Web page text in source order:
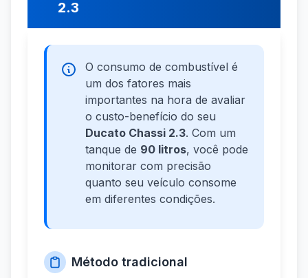
2.3
O consumo de combustível é
um dos fatores mais
importantes na hora de avaliar
o custo-benefício do seu
Ducato Chassi 2.3. Com um
tanque de 90 litros, você pode
monitorar com precisão
quanto seu veículo consome
em diferentes condições.
Método tradicional